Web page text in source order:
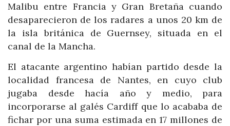
Malibu entre Francia y Gran Bretaña cuando
desaparecieron de los radares a unos 20 km de
la isla británica de Guernsey, situada en el
canal de la Mancha.
El atacante argentino habían partido desde la
localidad francesa de Nantes, en cuyo club
jugaba desde hacía año y medio, para
incorporarse al galés Cardiff que lo acababa de
fichar por una suma estimada en 17 millones de